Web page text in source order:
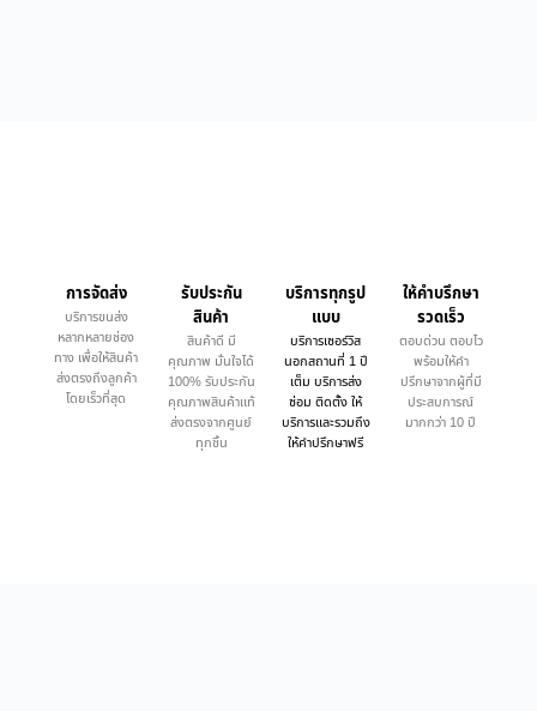
การจัดส่ง
บริการขนส่ง
หลากหลายช่อง
ทาง เพื่อให้สินค้า
ส่งตรงถึงลูกค้า
โดยเร็วที่สุด
รับประกัน
สินค้า
สินค้าดี มี
คุณภาพ มั่นใจได้
100% รับประกัน
คุณภาพสินค้าแท้
ส่งตรงจากศูนย์
ทุกชิ้น
บริการทุกรูป
แบบ
บริการเซอร์วิส
นอกสถานที่ 1 ปี
เต็ม บริการส่ง
ซ่อม ติดตั้ง ให้
บริการและรวมถึง
ให้คำปรึกษาฟรี
ให้คำบรึกษา
รวดเร็ว
ตอบด่วน ตอบไว
พร้อมให้คำ
ปรึกษาจากผู้ที่มี
ประสบการณ์
มากกว่า 10 ปี